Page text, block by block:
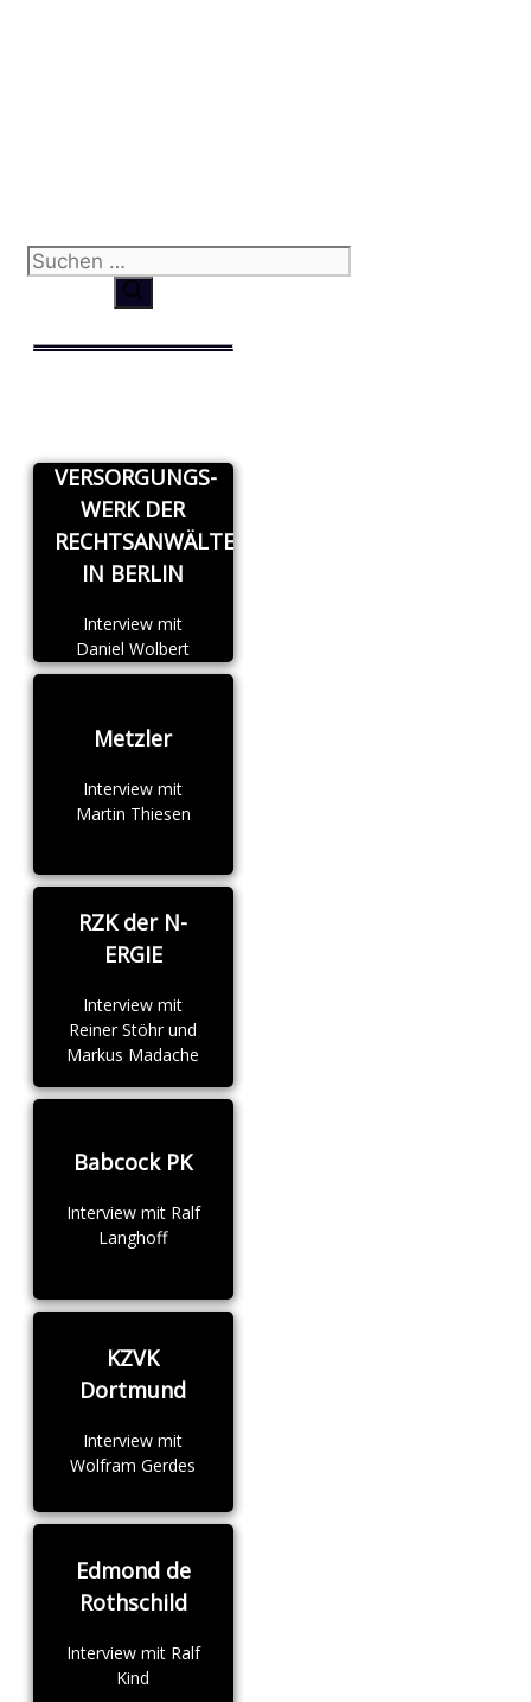
Suchen
VERSORGUNGS-
WERK DER
RECHTSANWÄLTE
IN BERLIN
Interview mit
Daniel Wolbert
Metzler
Interview mit
Martin Thiesen
RZK der N-
ERGIE
Interview mit
Reiner Stöhr und
Markus Madache
Babcock PK
Interview mit Ralf
Langhoff
KZVK
Dortmund
Interview mit
Wolfram Gerdes
Edmond de
Rothschild
Interview mit Ralf
Kind